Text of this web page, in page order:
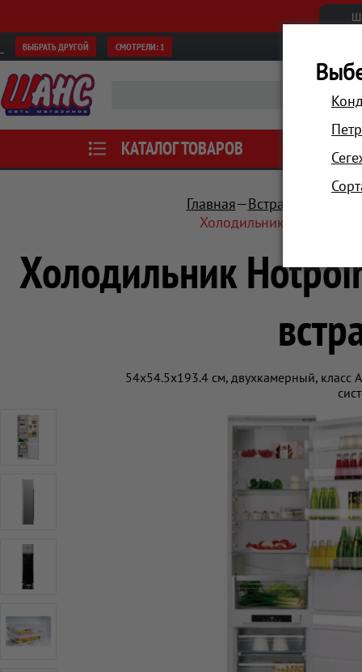
ВЫБРАТЬ ДРУГОЙ СМОТРЕЛИ: 1
КАТАЛОГ ТОВАРОВ АКЦИИ
Главная
Встраиваемая
Холодильник Hotpoint-
Холодильник
54x54.5x193.4 см, двухкамерный, класс